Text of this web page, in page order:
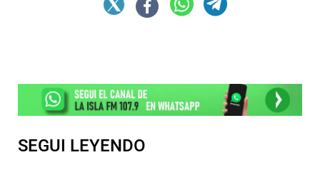
SEGUI LEYENDO